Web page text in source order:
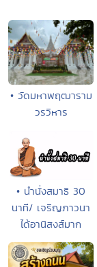
• วัดมหาพฤฒาราม
วรวิหาร
• นำนั่งสมาธิ 30
นาที/ เจริญภาวนา
ได้อานิสงส์มาก